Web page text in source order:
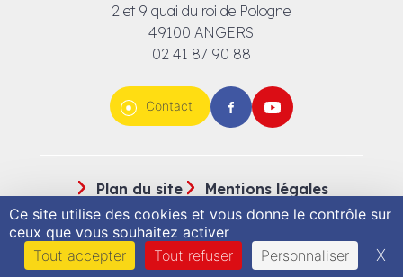
Ce site utilise des cookies et vous donne le contrôle sur
ceux que vous souhaitez activer
Tout accepter
Tout refuser Personnaliser X
2 et 9 quai du roi de Pologne
49100 ANGERS
02 41 87 90 88
Contact FacebookYoutube
Plan du site
Mentions légales
Espace CA
© MonaGraphic 2025